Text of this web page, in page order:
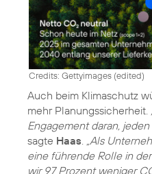
Credits: Gettyimages (edited)
Auch beim Klimaschutz
mehr Planungssicherheit.
Engagement daran,
sagte Haas
„Als
eine führende Rolle in
wir 97 Prozent weniger